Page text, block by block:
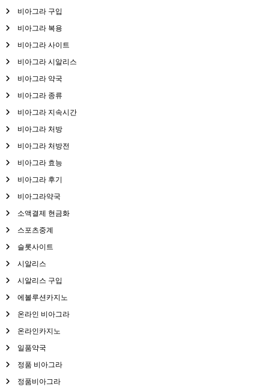
비아그라 구입
비아그라 복용
비아그라 사이트
비아그라 시알리스
비아그라 약국
비아그라 종류
비아그라 지속시간
비아그라 처방
비아그라 처방전
비아그라 효능
비아그라 후기
비아그라약국
소액결제 현금화
스포츠중계
슬롯사이트
시알리스
시알리스 구입
에볼루션카지노
온라인 비아그라
온라인카지노
일품약국
정품 비아그라
정품비아그라